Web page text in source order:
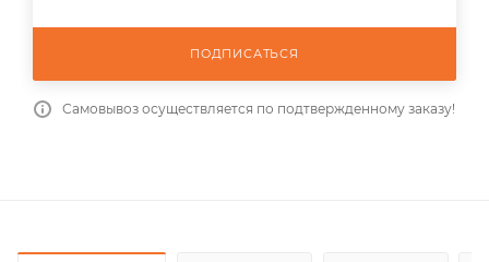
ПОДПИСАТЬСЯ
Самовывоз осуществляется по подтвержденному заказу!